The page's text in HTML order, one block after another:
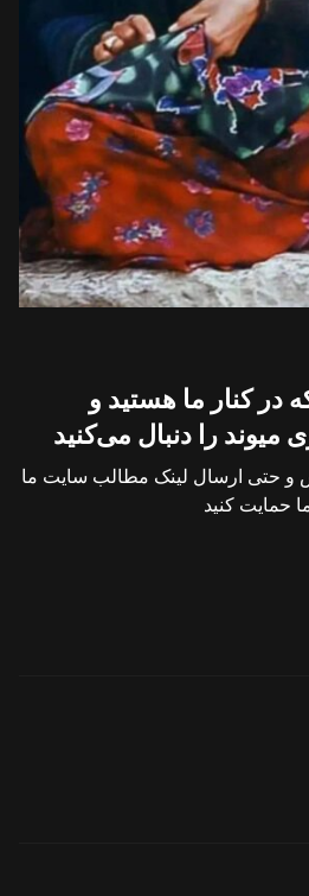
در کنار ما هستید و
را دنبال می‌کنید
و حتی ارسال لینک مطالب سایت ما
حمایت کنید